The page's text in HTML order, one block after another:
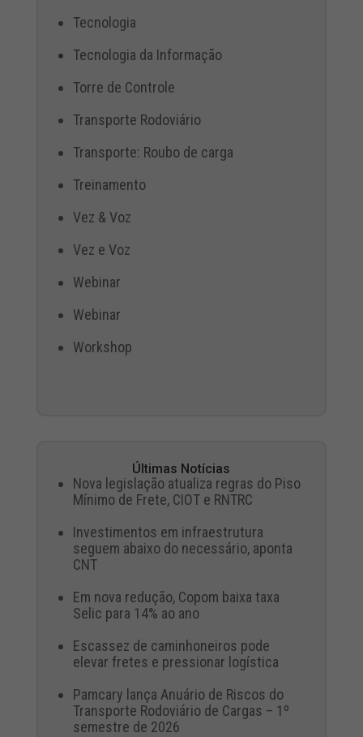
Tecnologia
Tecnologia da Informação
Torre de Controle
Transporte Rodoviário
Transporte: Roubo de carga
Treinamento
Vez & Voz
Vez e Voz
Webinar
Webinar
Workshop
Últimas Notícias
Nova legislação atualiza regras do Piso
Mínimo de Frete, CIOT e RNTRC
Investimentos em infraestrutura
seguem abaixo do necessário, aponta
CNT
Em nova redução, Copom baixa taxa
Selic para 14% ao ano
Escassez de caminhoneiros pode
elevar fretes e pressionar logística
Pamcary lança Anuário de Riscos do
Transporte Rodoviário de Cargas – 1º
semestre de 2026